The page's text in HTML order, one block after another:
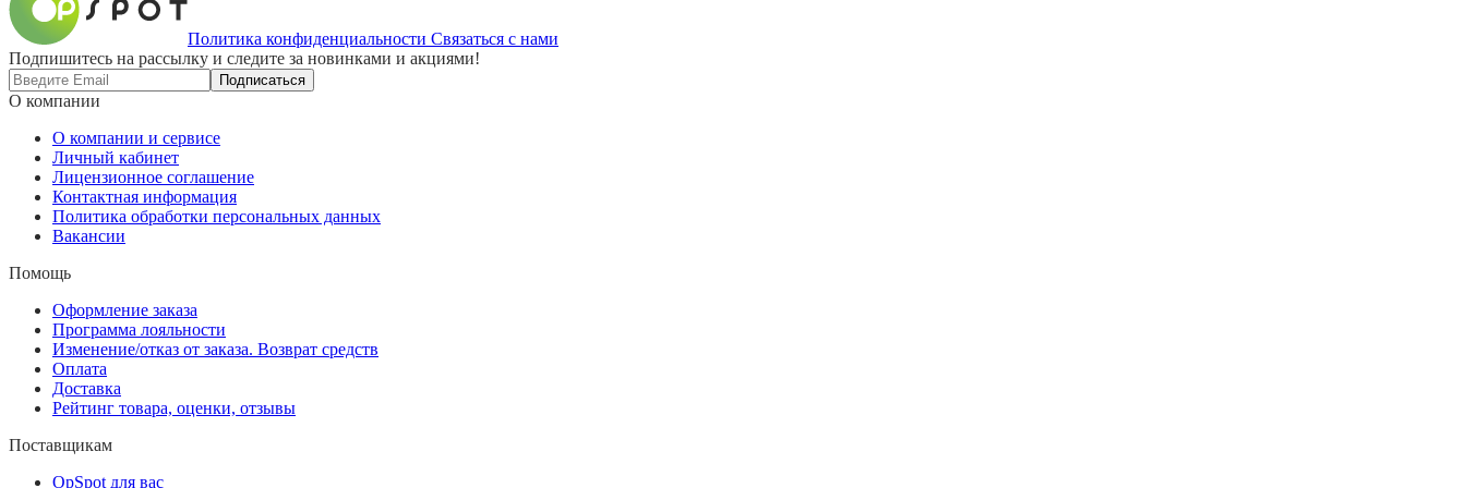
Политика конфиденциальности Связаться с нами
Подпишитесь на рассылку и следите за новинками и акциями!
Подписаться
О компании
О компании и сервисе
Личный кабинет
Лицензионное соглашение
Контактная информация
Политика обработки персональных данных
Вакансии
Помощь
Оформление заказа
Программа лояльности
Изменение/отказ от заказа. Возврат средств
Оплата
Доставка
Рейтинг товара, оценки, отзывы
Поставщикам
OpSpot для вас